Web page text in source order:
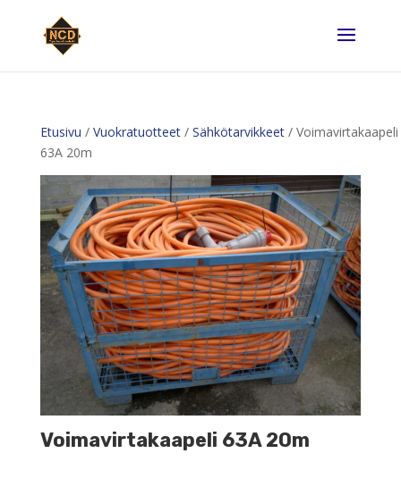
Etusivu / Vuokratuotteet/ Sähkötarvikkeet/ Voimavirtakaapeli
63A 20m
Voimavirtakaapeli 63A 20m